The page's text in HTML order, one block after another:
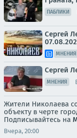
ПАБЛИКИ
Сергей
МНЕНИЯ
Сергей
МНЕНИЯ
Жители Николаева
объекту в черте
Подписывайтесь на
Вчера, 20:00